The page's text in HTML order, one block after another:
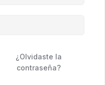
¿Olvidaste la
contraseña?